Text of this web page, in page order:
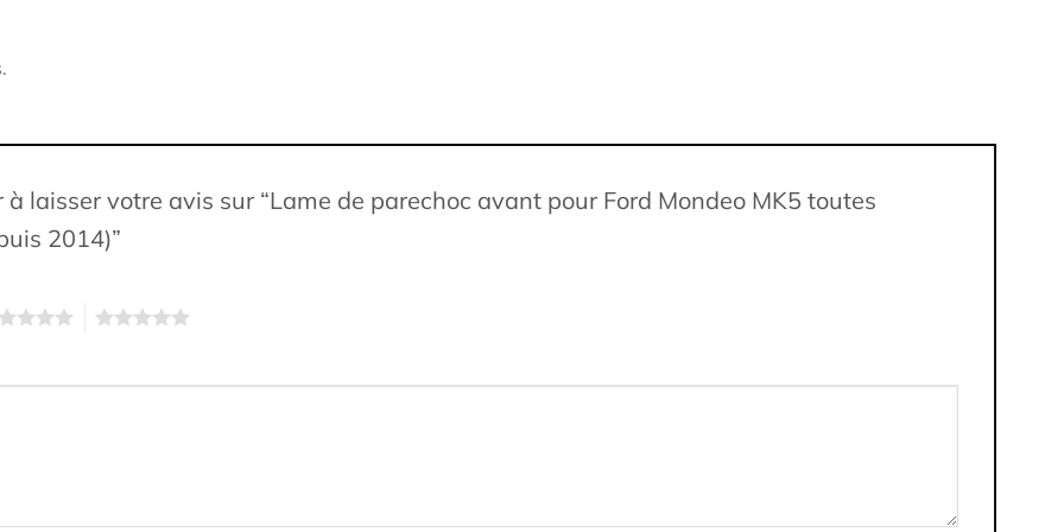
à laisser votre avis sur “Lame de parechoc avant pour Ford Mondeo MK5 toutes
2014)”